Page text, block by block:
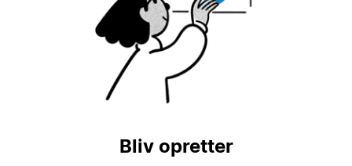
Bliv opretter